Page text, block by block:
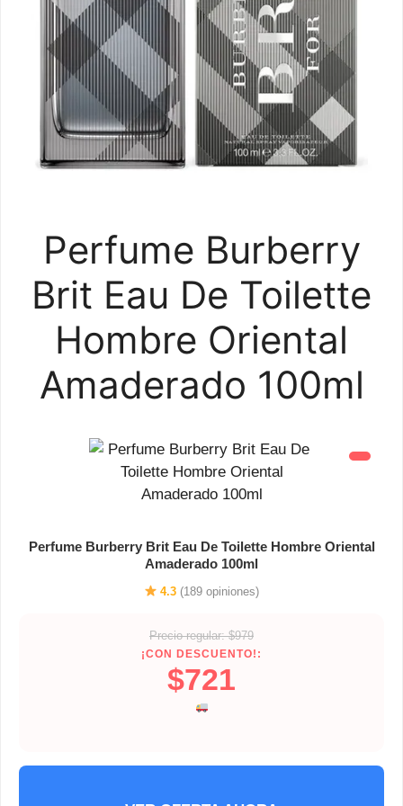
Perfume Burberry
Brit Eau De Toilette
Hombre Oriental
Amaderado 100ml
Perfume Burberry Brit Eau De Toilette Hombre Oriental
Amaderado 100ml
4.3 (189 opiniones)
Precio regular: $979
¡CON DESCUENTO!:
$721